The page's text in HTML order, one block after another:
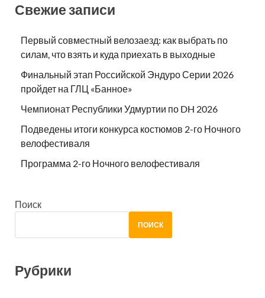
Свежие записи
Первый совместный велозаезд: как выбрать по
силам, что взять и куда приехать в выходные
Финальный этап Российской Эндуро Серии 2026
пройдет на ГЛЦ «Банное»
Чемпионат Республики Удмуртии по DH 2026
Подведены итоги конкурса костюмов 2-го Ночного
велофестиваля
Программа 2-го Ночного велофестиваля
Поиск
ПОИСК
Рубрики